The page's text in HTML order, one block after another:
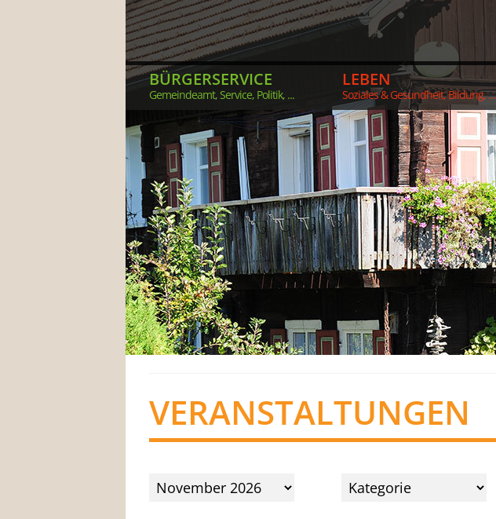
BÜRGERSERVICE
Gemeindeamt, Service, Politik, ...
LEBEN
Soziales & Gesundheit, Bildung, ...
VERANSTALTUNGEN